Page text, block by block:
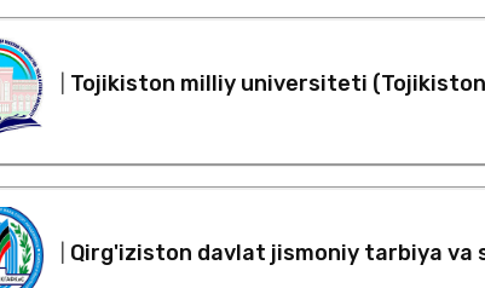
Tojikiston milliy universiteti
Qirg'iziston davlat jismoniy tarbiya va